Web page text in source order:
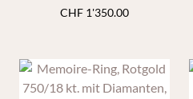
CHF 1'350.00